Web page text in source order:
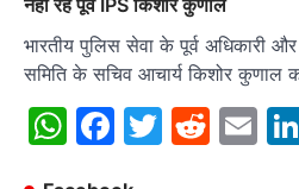
नहीं रहें पूर्व IPS किशोर कुणाल
भारतीय पुलिस सेवा के पूर्व अधिकारी
समिति के सचिव आचार्य किशोर
WhatsApp
Facebook
Twitter